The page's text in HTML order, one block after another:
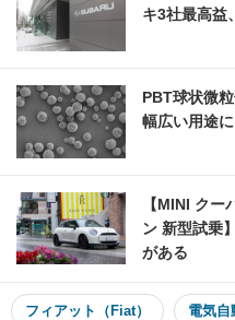
キ3社最高益
PBT球状微
幅広い用途
【MINI クー
ン 新型試乗
がある
フィアット（Fiat） 電気